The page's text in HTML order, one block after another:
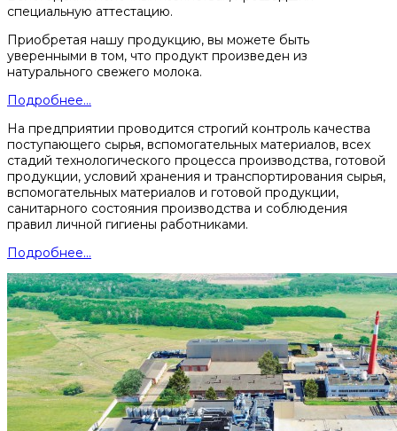
специальную аттестацию.
Приобретая нашу продукцию, вы можете быть
уверенными в том, что продукт произведен из
натурального свежего молока.
Подробнее...
На предприятии проводится строгий контроль качества
поступающего сырья, вспомогательных материалов, всех
стадий технологического процесса производства, готовой
продукции, условий хранения и транспортирования сырья,
вспомогательных материалов и готовой продукции,
санитарного состояния производства и соблюдения
правил личной гигиены работниками.
Подробнее...